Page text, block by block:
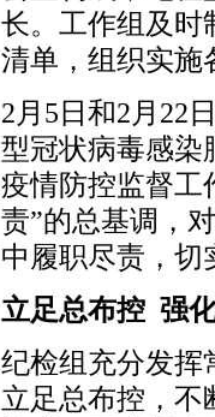
长。工作组及时
清单，组织实施
2月5日和2月22
型冠状病毒感染
疫情防控监督工
责”的总基调，
中履职尽责，切
立足总布控 强
纪检组充分发挥
立足总布控，不